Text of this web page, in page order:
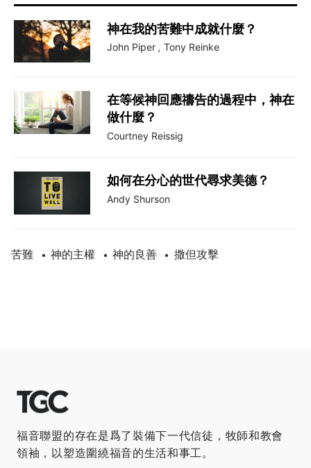
神在我的苦難中成就什麼？
John Piper , Tony Reinke
在等候神回應禱告的過程中，神在
做什麼？
Courtney Reissig
如何在分心的世代尋求美德？
Andy Shurson
苦難 • 神的主權 • 神的良善 • 撒但攻擊
福音聯盟的存在是爲了裝備下一代信徒，牧師和教會
領袖，以塑造圍繞福音的生活和事工。